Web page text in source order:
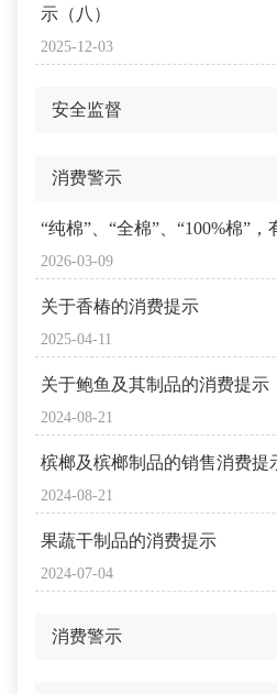
2025-12-03
示（八）
安全监督
消费警示
2026-03-09
“纯棉”、“全棉”、“100%棉”，
2025-04-11
关于香椿的消费提示
2024-08-21
关于鲍鱼及其制品的消费提示
2024-08-21
槟榔及槟榔制品的销售消费提
2024-07-04
果蔬干制品的消费提示
消费警示